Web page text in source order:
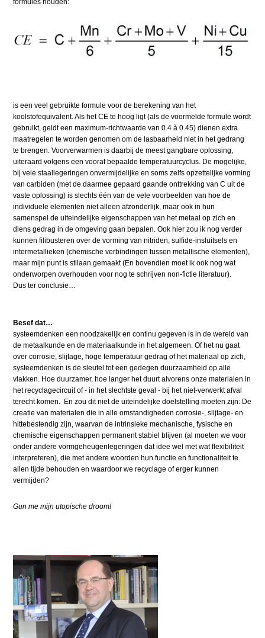
formules houden:
is een veel gebruikte formule voor de berekening van het
koolstofequivalent. Als het CE te hoog ligt (als de voormelde formule wordt
gebruikt, geldt een maximum-richtwaarde van 0.4 à 0.45) dienen extra
maatregelen te worden genomen om de lasbaarheid niet in het gedrang
te brengen. Voorverwarmen is daarbij de meest gangbare oplossing,
uiteraard volgens een vooraf bepaalde temperatuurcyclus. De mogelijke,
bij vele staallegeringen onvermijdelijke en soms zelfs opzettelijke vorming
van carbiden (met de daarmee gepaard gaande onttrekking van C uit de
vaste oplossing) is slechts één van de vele voorbeelden van hoe de
individuele elementen niet alleen afzonderlijk, maar ook in hun
samenspel de uiteindelijke eigenschappen van het metaal op zich en
diens gedrag in de omgeving gaan bepalen. Ook hier zou ik nog verder
kunnen filibusteren over de vorming van nitriden, sulfide-insluitsels en
intermetallieken (chemische verbindingen tussen metallische elementen),
maar mijn punt is stilaan gemaakt (En bovendien moet ik ook nog wat
onderworpen overhouden voor nog te schrijven non-fictie literatuur).
Dus ter conclusie…
Besef dat…
systeemdenken een noodzakelijk en continu gegeven is in de wereld van
de metaalkunde en de materiaalkunde in het algemeen. Of het nu gaat
over corrosie, slijtage, hoge temperatuur gedrag of het materiaal op zich,
systeemdenken is de sleutel tot een gedegen duurzaamheid op alle
vlakken. Hoe duurzamer, hoe langer het duurt alvorens onze materialen in
het recyclagecircuit of - in het slechtste geval - bij het niet-verwerkt afval
terecht komen. En zou dit niet de uiteindelijke doelstelling moeten zijn: De
creatie van materialen die in alle omstandigheden corrosie-, slijtage- en
hittebestendig zijn, waarvan de intrinsieke mechanische, fysische en
chemische eigenschappen permanent stabiel blijven (al moeten we voor
onder andere vormgeheugenlegeringen dat idee wel met wat flexibiliteit
interpreteren), die met andere woorden hun functie en functionaliteit te
allen tijde behouden en waardoor we recyclage of erger kunnen
vermijden?
Gun me mijn utopische droom!